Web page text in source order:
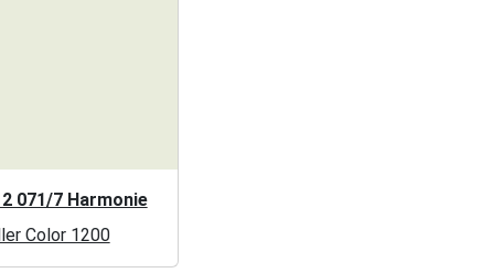
071/7 Harmonie
Color 1200